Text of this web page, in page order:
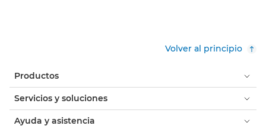
Volver al principio
Productos
Servicios y soluciones
Ayuda y asistencia